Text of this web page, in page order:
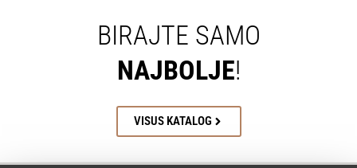
BIRAJTE SAMO
NAJBOLJE!
VISUS KATALOG